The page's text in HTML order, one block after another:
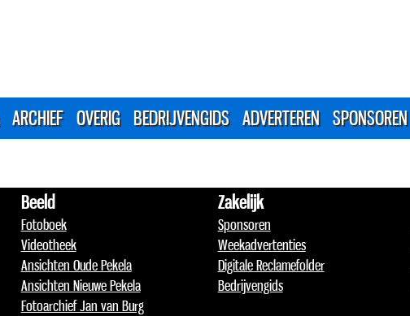
ARCHIEF OVERIG BEDRIJVENGIDS ADVERTEREN SPONSOREN
Beeld
Fotoboek
Videotheek
Ansichten Oude Pekela
Ansichten Nieuwe Pekela
Fotoarchief Jan van Burg
Zakelijk
Sponsoren
Weekadvertenties
Digitale Reclamefolder
Bedrijvengids